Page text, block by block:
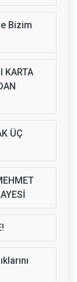
Bizim
KARTA
ÜÇ